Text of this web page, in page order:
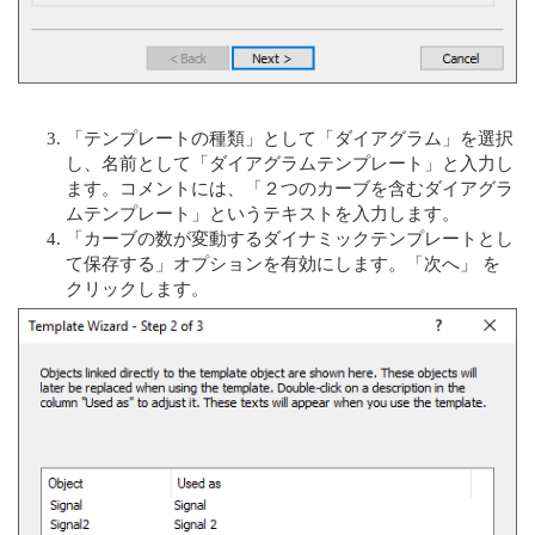
「テンプレートの種類」として「ダイアグラム」を選択
し、名前として「ダイアグラムテンプレート」と入力し
ます。コメントには、「２つのカーブを含むダイアグラ
ムテンプレート」というテキストを入力します。
「カーブの数が変動するダイナミックテンプレートとし
て保存する」オプションを有効にします。「次へ」 を
クリックします。